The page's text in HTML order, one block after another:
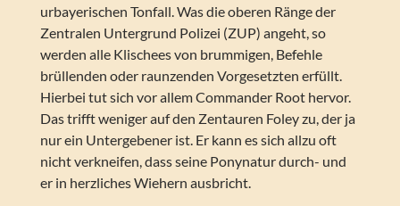
urbayerischen Tonfall. Was die oberen Ränge der
Zentralen Untergrund Polizei (ZUP) angeht, so
werden alle Klischees von brummigen, Befehle
brüllenden oder raunzenden Vorgesetzten erfüllt.
Hierbei tut sich vor allem Commander Root hervor.
Das trifft weniger auf den Zentauren Foley zu, der ja
nur ein Untergebener ist. Er kann es sich allzu oft
nicht verkneifen, dass seine Ponynatur durch- und
er in herzliches Wiehern ausbricht.